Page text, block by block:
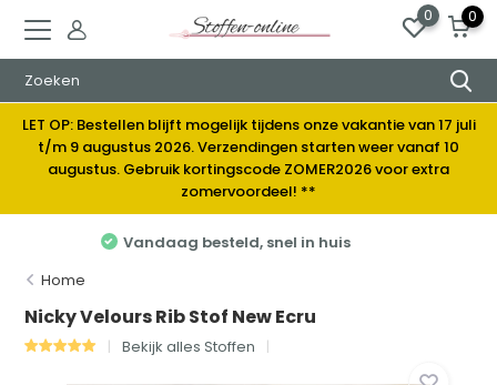
0 0
LET OP: Bestellen blijft mogelijk tijdens onze vakantie van 17 juli
t/m 9 augustus 2026. Verzendingen starten weer vanaf 10
augustus. Gebruik kortingscode ZOMER2026 voor extra
zomervoordeel! **
Elke week nieuwe stoffen
Home
Nicky Velours Rib Stof New Ecru
Bekijk alles Stoffen